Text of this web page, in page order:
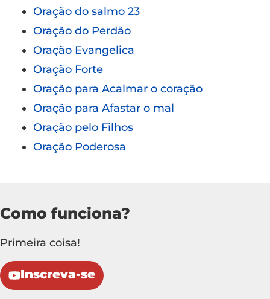
Oração do salmo 23
Oração do Perdão
Oração Evangelica
Oração Forte
Oração para Acalmar o coração
Oração para Afastar o mal
Oração pelo Filhos
Oração Poderosa
Como funciona?
Primeira coisa!
Inscreva-se